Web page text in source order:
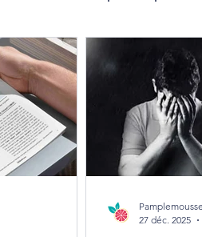
Pamplemousse
27 déc. 2025